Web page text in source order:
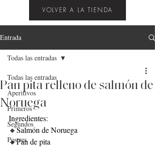
VOLVER A LA TIENDA
Entrada
Todas las entradas
Aperitivos
Primeros
Segundos
Postres
Todas las entradas
Pan pita relleno de salmón de
Noruega
Ingredientes:
🔸Salmón de Noruega
🔸Pan de pita